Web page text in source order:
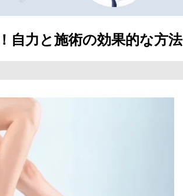
自力と施術の効果的な方法